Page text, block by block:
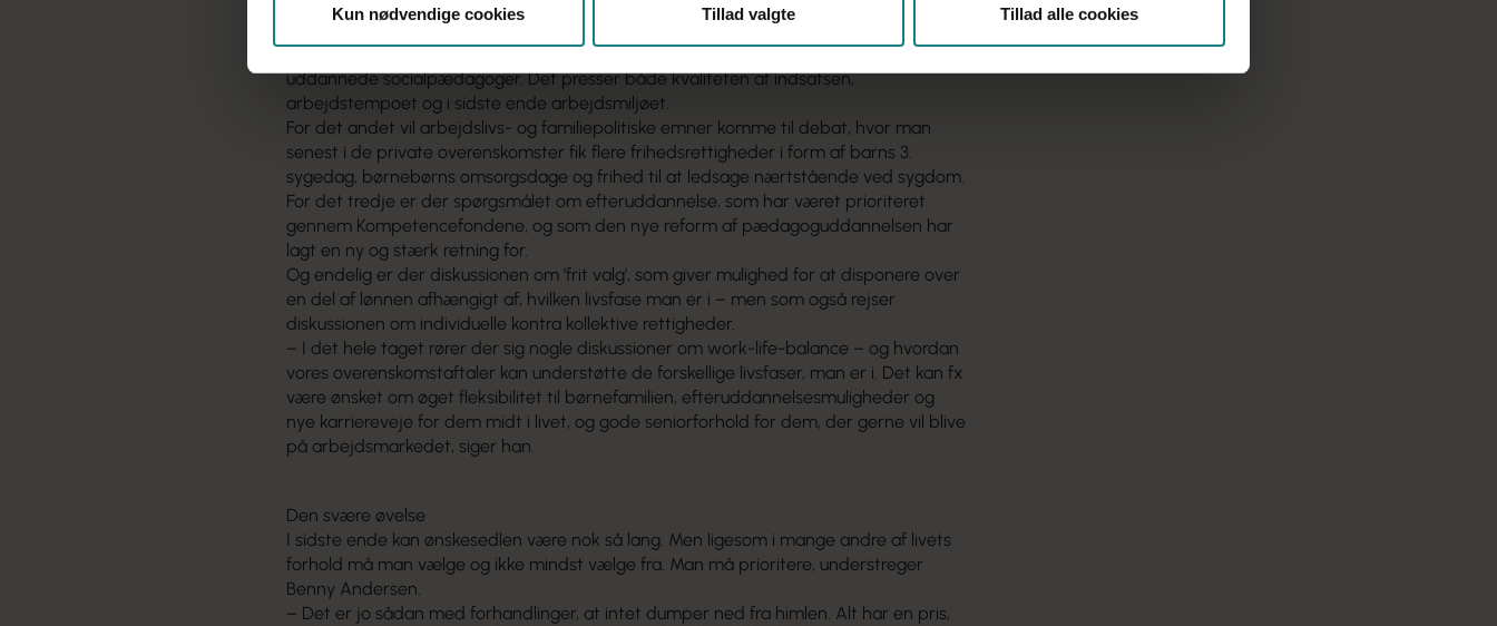
Kun nødvendige cookies Tillad valgte Tillad alle cookies
Derudover forventer Benny Andersen især, at fire emne kommer i spil ved
forhandlingsbordet.
Det ene er arbejdsmiljø. For arbejdsløsheden er rekordlav, hvilket gør, at der mangler
uddannede socialpædagoger. Det presser både kvaliteten af indsatsen,
arbejdstempoet og i sidste ende arbejdsmiljøet.
For det andet vil arbejdslivs- og familiepolitiske emner komme til debat, hvor man
senest i de private overenskomster fik flere frihedsrettigheder i form af barns 3.
sygedag, børnebørns omsorgsdage og frihed til at ledsage nærtstående ved sygdom.
For det tredje er der spørgsmålet om efteruddannelse, som har været prioriteret
gennem Kompetencefondene, og som den nye reform af pædagoguddannelsen har
lagt en ny og stærk retning for.
Og endelig er der diskussionen om ’frit valg’, som giver mulighed for at disponere over
en del af lønnen afhængigt af, hvilken livsfase man er i – men som også rejser
diskussionen om individuelle kontra kollektive rettigheder.
– I det hele taget rører der sig nogle diskussioner om work-life-balance – og hvordan
vores overenskomstaftaler kan understøtte de forskellige livsfaser, man er i. Det kan fx
være ønsket om øget fleksibilitet til børnefamilien, efteruddannelsesmuligheder og
nye karriereveje for dem midt i livet, og gode seniorforhold for dem, der gerne vil blive
på arbejdsmarkedet, siger han.
Den svære øvelse
I sidste ende kan ønskesedlen være nok så lang. Men ligesom i mange andre af livets
forhold må man vælge og ikke mindst vælge fra. Man må prioritere, understreger
Benny Andersen.
– Det er jo sådan med forhandlinger, at intet dumper ned fra himlen. Alt har en pris,